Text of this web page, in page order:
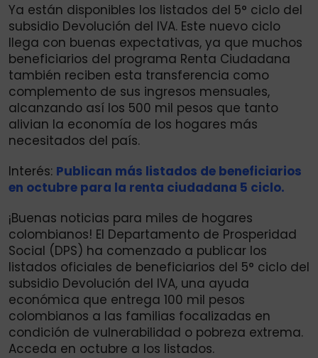
Ya están disponibles los listados del 5° ciclo del
subsidio Devolución del IVA. Este nuevo ciclo
llega con buenas expectativas, ya que muchos
beneficiarios del programa Renta Ciudadana
también reciben esta transferencia como
complemento de sus ingresos mensuales,
alcanzando así los 500 mil pesos que tanto
alivian la economía de los hogares más
necesitados del país.
Interés: Publican más listados de beneficiarios
en octubre para la renta ciudadana 5 ciclo.
¡Buenas noticias para miles de hogares
colombianos! El Departamento de Prosperidad
Social (DPS) ha comenzado a publicar los
listados oficiales de beneficiarios del 5° ciclo del
subsidio Devolución del IVA, una ayuda
económica que entrega 100 mil pesos
colombianos a las familias focalizadas en
condición de vulnerabilidad o pobreza extrema.
Acceda en octubre a los listados.